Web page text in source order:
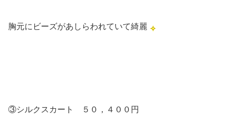
胸元にビーズがあしらわれていて綺麗
③シルクスカート ５０，４００円